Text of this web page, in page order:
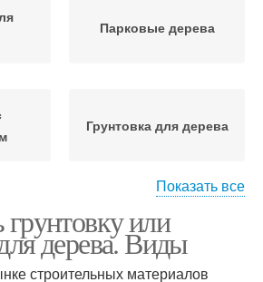
Парковые дерева
Грунтовка для дерева
Грунт для дерева
Показать все
или
дерева. Виды
строительных материалов